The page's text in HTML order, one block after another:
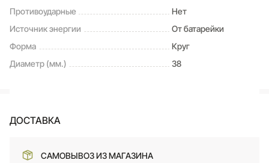
Противоударные
Нет
Источник энергии
От батарейки
Форма
Круг
Диаметр (мм.)
38
ДОСТАВКА
САМОВЫВОЗ ИЗ МАГАЗИНА